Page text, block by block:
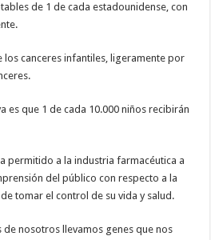
de 1 de cada estadounidense, con
los canceres infantiles, ligeramente por
es que 1 de cada 10.000 niños recibirán
permitido a la industria farmacéutica a
del público con respecto a la
tomar el control de su vida y salud.
de nosotros llevamos genes que nos